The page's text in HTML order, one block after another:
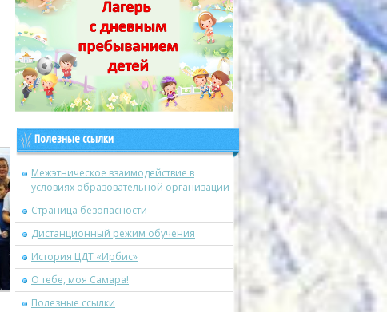
Полезные ссылки
Межэтническое взаимодействие в
условиях образовательной организации
Страница безопасности
Дистанционный режим обучения
История ЦДТ «Ирбис»
О тебе, моя Самара!
Полезные ссылки